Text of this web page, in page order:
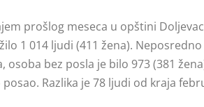
prošlog meseca u opštini
1 014 ljudi (411 žena).
osoba bez posla je bilo 973 (381
Razlika je 78 ljudi od kraja